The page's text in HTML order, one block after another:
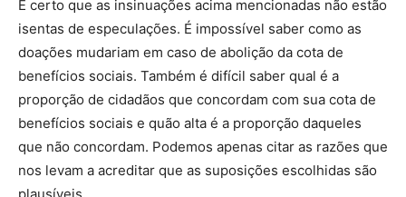
É certo que as insinuações acima mencionadas não estão
isentas de especulações. É impossível saber como as
doações mudariam em caso de abolição da cota de
benefícios sociais. Também é difícil saber qual é a
proporção de cidadãos que concordam com sua cota de
benefícios sociais e quão alta é a proporção daqueles
que não concordam. Podemos apenas citar as razões que
nos levam a acreditar que as suposições escolhidas são